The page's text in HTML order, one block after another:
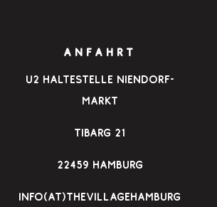
ANFAHRT
u2 Haltestelle Niendorf-
Markt
Tibarg 21
22459 Hamburg
info(at)thevillagehamburg